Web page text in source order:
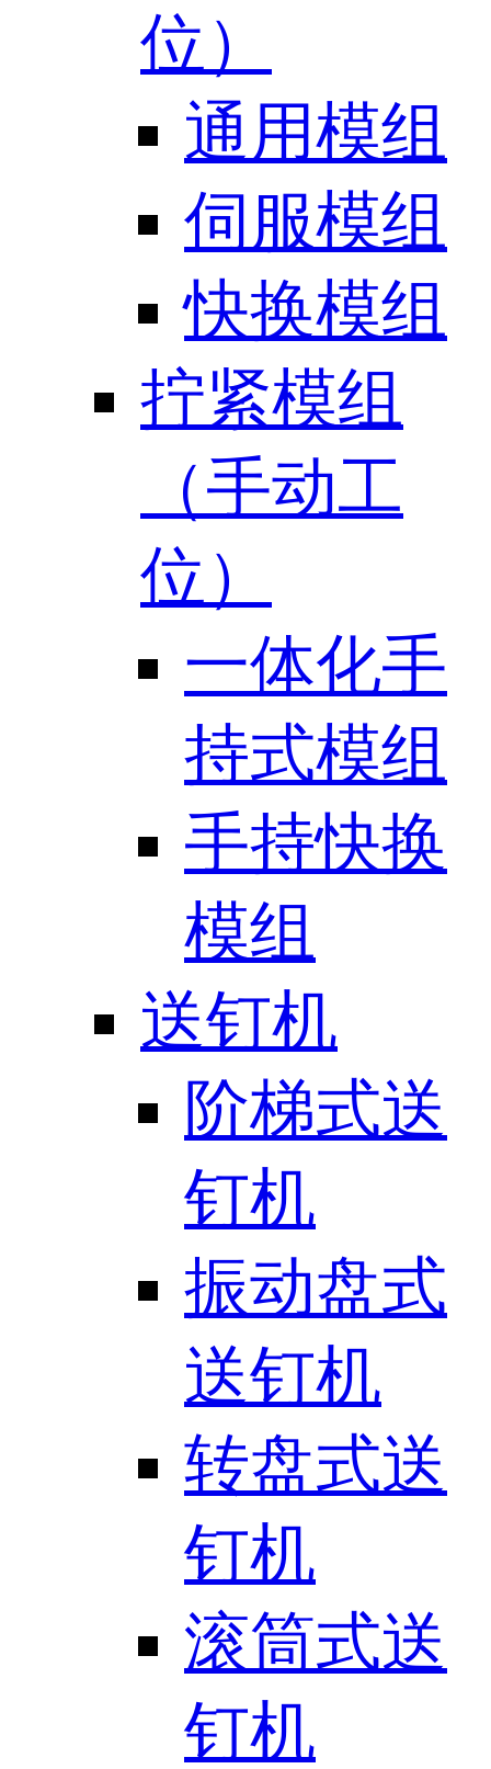
位）
通用模组
伺服模组
快换模组
拧紧模组
（手动工
位）
一体化手
持式模组
手持快换
模组
送钉机
阶梯式送
钉机
振动盘式
送钉机
转盘式送
钉机
滚筒式送
钉机